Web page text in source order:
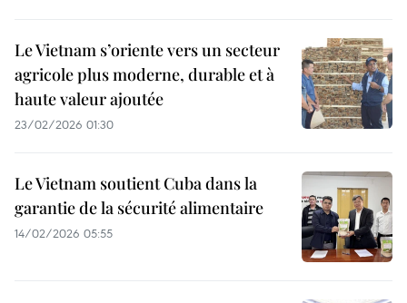
Le Vietnam s’oriente vers un secteur
agricole plus moderne, durable et à
haute valeur ajoutée
23/02/2026 01:30
Le Vietnam soutient Cuba dans la
garantie de la sécurité alimentaire
14/02/2026 05:55